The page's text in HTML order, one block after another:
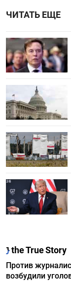
ЧИТАТЬ ЕЩЕ